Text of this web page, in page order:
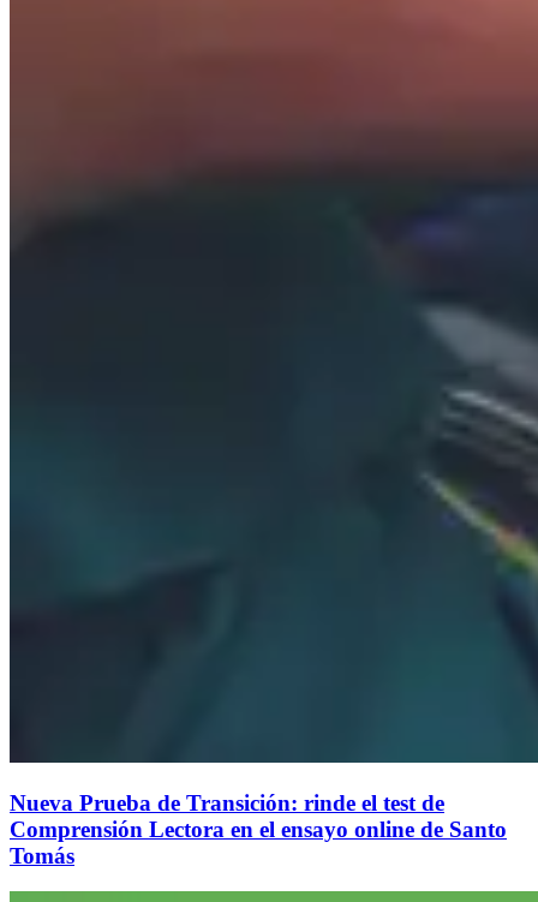
Nueva Prueba de Transición: rinde el test de
Comprensión Lectora en el ensayo online de Santo
Tomás